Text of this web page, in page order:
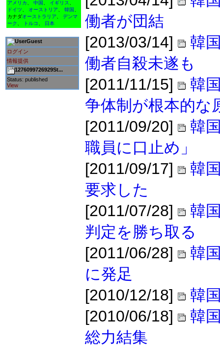
アメリカ 中国 イギリス
ドイツ
オーストリア 韓国
カナダオーストラリア
デンマ
ーク
トルコ 日本
Guest
ログイン
情報提供
1276099726929St...
Status: published
View
働者が団結
[2013/03/14]
韓
働者自殺未遂も
[2011/11/15]
韓
争体制が根本的な
[2011/09/20]
韓
職員に口止め」
[2011/09/17]
韓
要求した
[2011/07/28]
韓
判定を勝ち取る
[2011/06/28]
韓
に発足
[2010/12/18]
韓
[2010/06/18]
韓
総力結集